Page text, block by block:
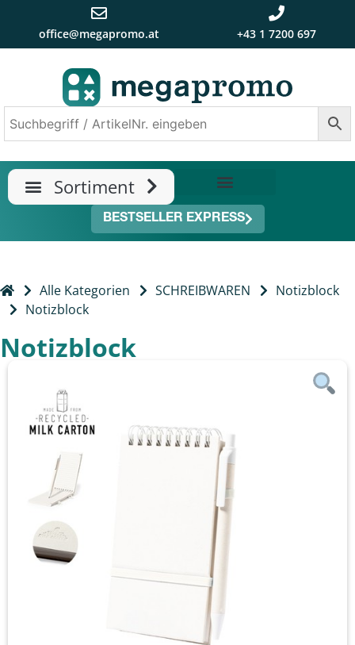
office@megapromo.at +43 1 7200 697
BESTSELLER EXPRESS
Alle Kategorien SCHREIBWAREN
Notizblock
Notizblock
Notizblock